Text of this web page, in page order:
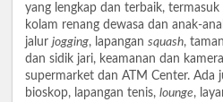
yang lengkap dan terbaik,
kolam renang dewasa dan anak-
jalur jogging, lapangan squash,
dan sidik jari, keamanan dan
supermarket dan ATM Center. Ada
bioskop, lapangan tenis, lounge,